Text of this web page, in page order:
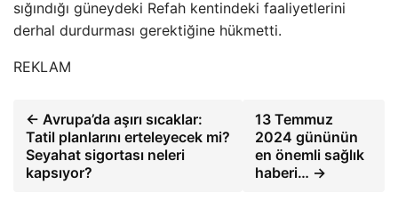
sığındığı güneydeki Refah kentindeki faaliyetlerini
derhal durdurması gerektiğine hükmetti.
REKLAM
← Avrupa’da aşırı sıcaklar:
Tatil planlarını erteleyecek mi?
Seyahat sigortası neleri
kapsıyor?
13 Temmuz
2024 gününün
en önemli sağlık
haberi… →